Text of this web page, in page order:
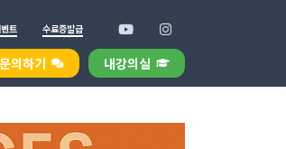
트 수료증발급
문의하기 내강의실